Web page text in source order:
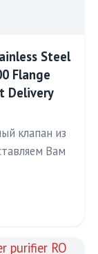
Steel
Flange
Delivery
клапан из
Вам